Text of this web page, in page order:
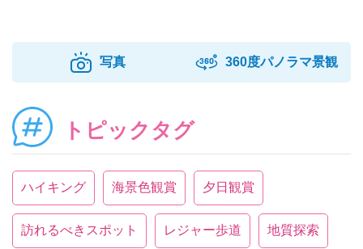
写真 360度パノラマ景観
トピックタグ
ハイキング 海景色観賞 夕日観賞
訪れるべきスポット レジャー歩道 地質探索